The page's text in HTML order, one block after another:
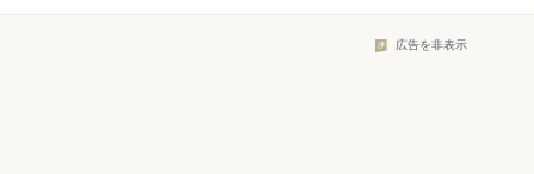
広告を非表示